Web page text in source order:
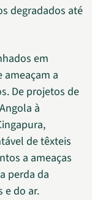
degradados até
em
a
De projetos de
à
de têxteis
a ameaças
perda da
e do ar.